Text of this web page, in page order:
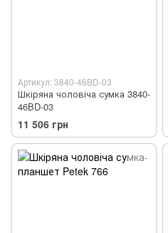
Артикул: 3840-46BD-03
Шкіряна чоловіча сумка 3840-
46BD-03
11 506 грн